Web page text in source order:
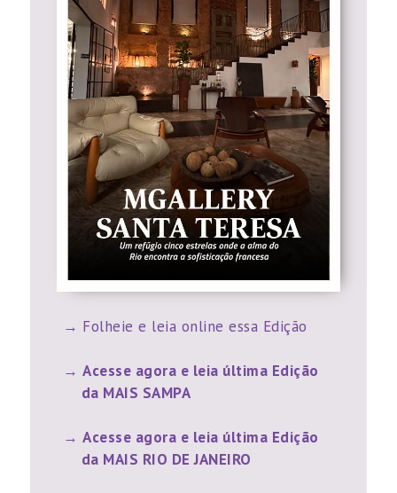
Folheie e leia online essa Edição
Acesse agora e leia última Edição
da MAIS SAMPA
Acesse agora e leia última Edição
da MAIS RIO DE JANEIRO